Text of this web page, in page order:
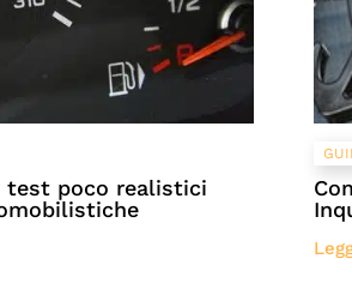
test poco realistici